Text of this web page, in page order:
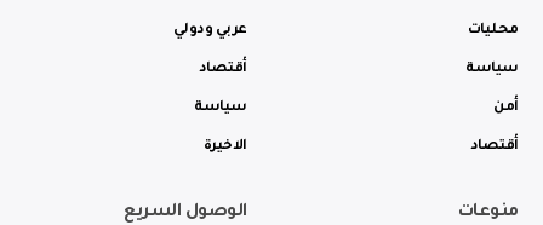
محليات
سياسة
أمن
أقتصاد
عربي ودولي
أقتصاد
سياسة
الاخيرة
منوعات الوصول السريع